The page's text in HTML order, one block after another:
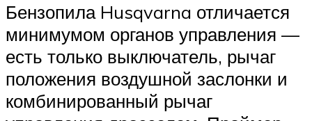
Бензопила Husqvarna отличается
минимумом органов управления —
есть только выключатель, рычаг
положения воздушной заслонки и
комбинированный рычаг